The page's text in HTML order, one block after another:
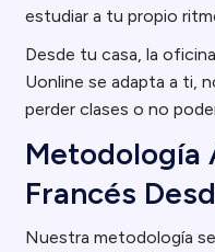
estudiar a tu propio
Desde tu casa, la
Uonline se adapta a ti,
perder clases o no
Metodología
Francés
Nuestra metodología